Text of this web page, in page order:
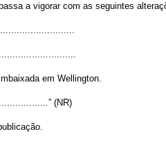
a vigorar com as seguintes
em Wellington.
(NR)